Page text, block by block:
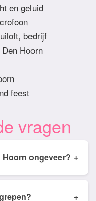
en geluid
bedrijf
Hoorn
feest
vragen
DJ huren in Den Hoorn ongeveer? +
€ 950,- Prijs is
+